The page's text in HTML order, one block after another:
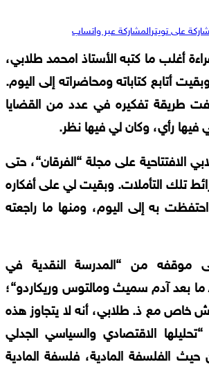
على تويترالمشاركة عبر واتساب
أغلب ما كتبه الأستاذ امحمد طلابي،
أتابع كتاباته ومحاضراته إلى اليوم.
طريقة تفكيره في عدد من القضايا
فيها رأي، وكان لي فيها نظر.
الافتتاحية على مجلة“الفرقان“، حتى
تلك التأملات. وبقيت لي على أفكاره
احتفظت به إلى اليوم، ومنها ما راجعته
موقفه من“المدرسة النقدية
في
ما بعد آدم سميث ومالتوس وريكاردو“؛
خاص مع ذ.طلابي، أنه لا يتجاوز هذه
“تحليلها الاقتصادي والسياسي الجدلي
حيث الفلسفة المادية، فلسفة المادية